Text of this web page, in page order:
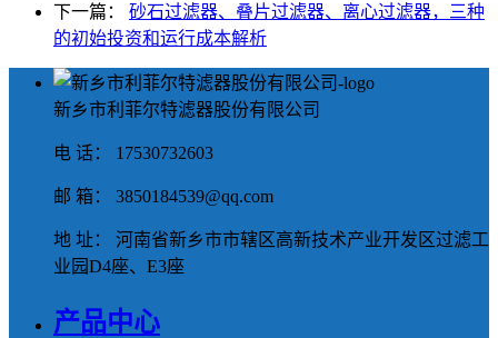
下一篇： 砂石过滤器、叠片过滤器、离心过滤器，三种
的初始投资和运行成本解析
新乡市利菲尔特滤器股份有限公司
电 话： 17530732603
邮 箱： 3850184539@qq.com
地 址： 河南省新乡市市辖区高新技术产业开发区过滤工
业园D4座、E3座
产品中心